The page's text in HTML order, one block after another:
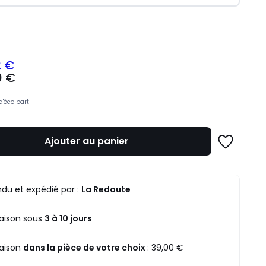
€
€
part
Ajouter au panier
Ajouter
et expédié par : La Redoute
sous 3 à 10 jours
dans la pièce de votre choix:39,00 €